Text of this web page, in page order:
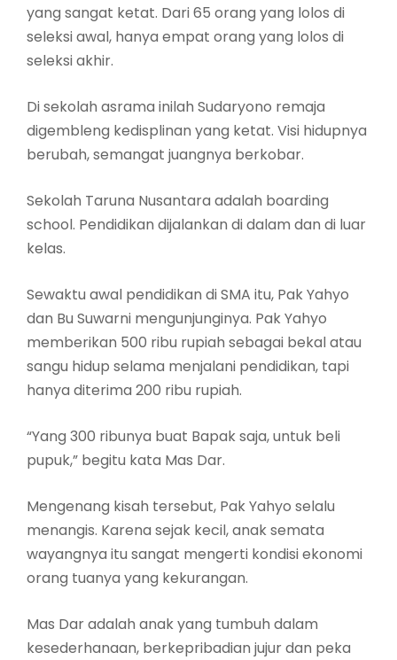
yang sangat ketat. Dari 65 orang yang lolos di
seleksi awal, hanya empat orang yang lolos di
seleksi akhir.
Di sekolah asrama inilah Sudaryono remaja
digembleng kedisplinan yang ketat. Visi hidupnya
berubah, semangat juangnya berkobar.
Sekolah Taruna Nusantara adalah boarding
school. Pendidikan dijalankan di dalam dan di luar
kelas.
Sewaktu awal pendidikan di SMA itu, Pak Yahyo
dan Bu Suwarni mengunjunginya. Pak Yahyo
memberikan 500 ribu rupiah sebagai bekal atau
sangu hidup selama menjalani pendidikan, tapi
hanya diterima 200 ribu rupiah.
“Yang 300 ribunya buat Bapak saja, untuk beli
pupuk,” begitu kata Mas Dar.
Mengenang kisah tersebut, Pak Yahyo selalu
menangis. Karena sejak kecil, anak semata
wayangnya itu sangat mengerti kondisi ekonomi
orang tuanya yang kekurangan.
Mas Dar adalah anak yang tumbuh dalam
kesederhanaan, berkepribadian jujur dan peka